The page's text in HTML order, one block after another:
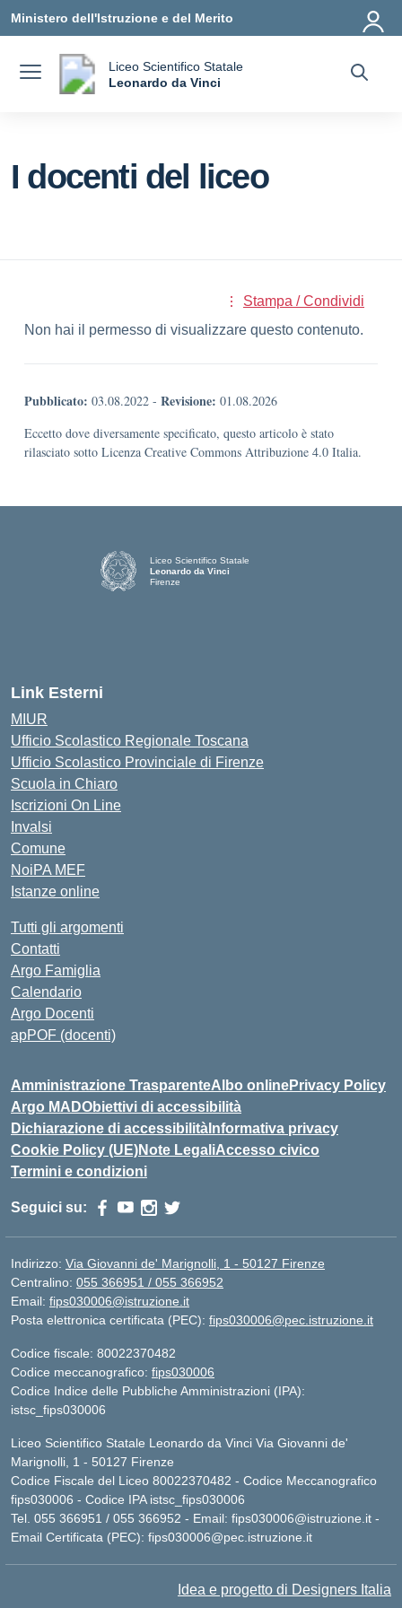
Ministero dell'Istruzione e del Merito
Liceo Scientifico Statale
Leonardo da Vinci
I docenti del liceo
Stampa / Condividi
Non hai il permesso di visualizzare questo contenuto.
Pubblicato: 03.08.2022 - Revisione: 01.08.2026
Eccetto dove diversamente specificato, questo articolo è stato
rilasciato sotto Licenza Creative Commons Attribuzione 4.0 Italia.
Liceo Scientifico Statale
Leonardo da Vinci
Firenze
Link Esterni
MIUR
Ufficio Scolastico Regionale Toscana
Ufficio Scolastico Provinciale di Firenze
Scuola in Chiaro
Iscrizioni On Line
Invalsi
Comune
NoiPA MEF
Istanze online
Tutti gli argomenti
Contatti
Argo Famiglia
Calendario
Argo Docenti
apPOF (docenti)
Amministrazione TrasparenteAlbo onlinePrivacy Policy
Argo MADObiettivi di accessibilità
Dichiarazione di accessibilità Informativa privacy
Cookie Policy (UE)Note LegaliAccesso civico
Termini e condizioni
Seguici su:
Indirizzo: Via Giovanni de' Marignolli, 1 - 50127 Firenze
Centralino: 055 366951 / 055 366952
Email: fips030006@istruzione.it
Posta elettronica certificata (PEC): fips030006@pec.istruzione.it
Codice fiscale: 80022370482
Codice meccanografico: fips030006
Codice Indice delle Pubbliche Amministrazioni (IPA):
istsc_fips030006
Liceo Scientifico Statale Leonardo da Vinci Via Giovanni de'
Marignolli, 1 - 50127 Firenze
Codice Fiscale del Liceo 80022370482 - Codice Meccanografico
fips030006 - Codice IPA istsc_fips030006
Tel. 055 366951 / 055 366952 - Email: fips030006@istruzione.it -
Email Certificata (PEC): fips030006@pec.istruzione.it
Idea e progetto di Designers Italia